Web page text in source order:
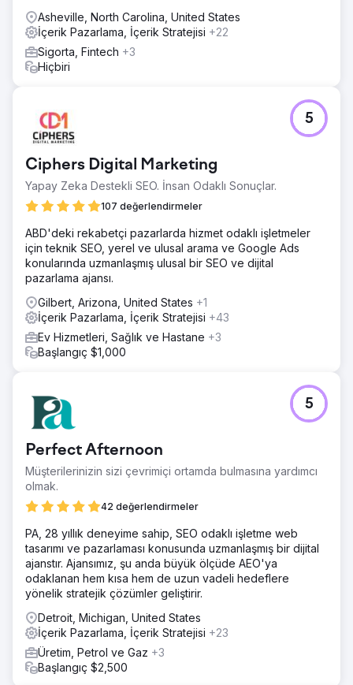
Sonuç
Stratejilerimiz web siteniz için olağanüstü sonuçlar ortaya
koydu. Bunlar arasında tıklamalarda %63, gösterimlerde
%43, yönlendiren etki alanlarında %91 büyüme, hedef
tamamlamalarda %47 artış ve hedef dönüşümünde
Asheville, North Carolina, United States
İçerik Pazarlama, İçerik Stratejisi +22
Sigorta, Fintech +3
Hiçbiri
Ciphers Digital Marketing
Yapay Zeka Destekli SEO. İnsan Odaklı Sonuçlar.
107 değerlendirmeler
5
ABD'deki rekabetçi pazarlarda hizmet odaklı işletmeler
için teknik SEO, yerel ve ulusal arama ve Google Ads
konularında uzmanlaşmış ulusal bir SEO ve dijital
pazarlama ajansı.
Gilbert, Arizona, United States +1
İçerik Pazarlama, İçerik Stratejisi +43
Ev Hizmetleri, Sağlık ve Hastane +3
Başlangıç $1,000
Perfect Afternoon
Müşterilerinizin sizi çevrimiçi ortamda bulmasına yardımcı
olmak.
42 değerlendirmeler
5
PA, 28 yıllık deneyime sahip, SEO odaklı işletme web
tasarımı ve pazarlaması konusunda uzmanlaşmış bir dijital
ajanstır. Ajansımız, şu anda büyük ölçüde AEO'ya
odaklanan hem kısa hem de uzun vadeli hedeflere
yönelik stratejik çözümler geliştirir.
Detroit, Michigan, United States
İçerik Pazarlama, İçerik Stratejisi +23
Üretim, Petrol ve Gaz +3
Başlangıç $2,500